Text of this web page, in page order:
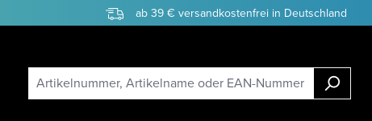
ab 39 € versandkostenfrei in Deutschland